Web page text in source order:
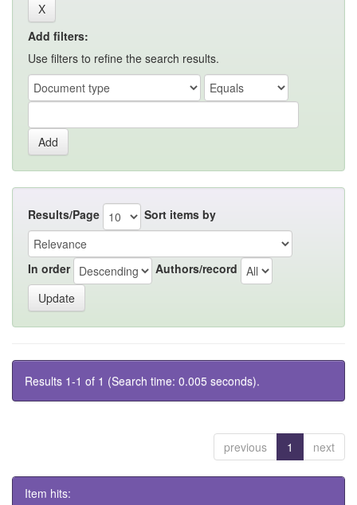
Add filters:
Use filters to refine the search results.
Results/Page Sort items by
In order Authors/record
Results 1-1 of 1 (Search time: 0.005 seconds).
previous 1 next
Item hits: